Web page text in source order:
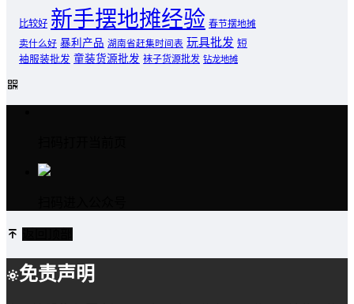
比较好 新手摆地摊经验 春节摆地摊
卖什么好 暴利产品 湖南省赶集时间表 玩具批发 短
袖服装批发 童装货源批发 袜子货源批发 钻龙地摊
免责声明